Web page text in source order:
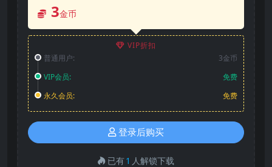
3金币
VIP折扣
普通用户:
3金币
VIP会员:
免费
永久会员:
免费
登录后购买
已有1 人解锁下载